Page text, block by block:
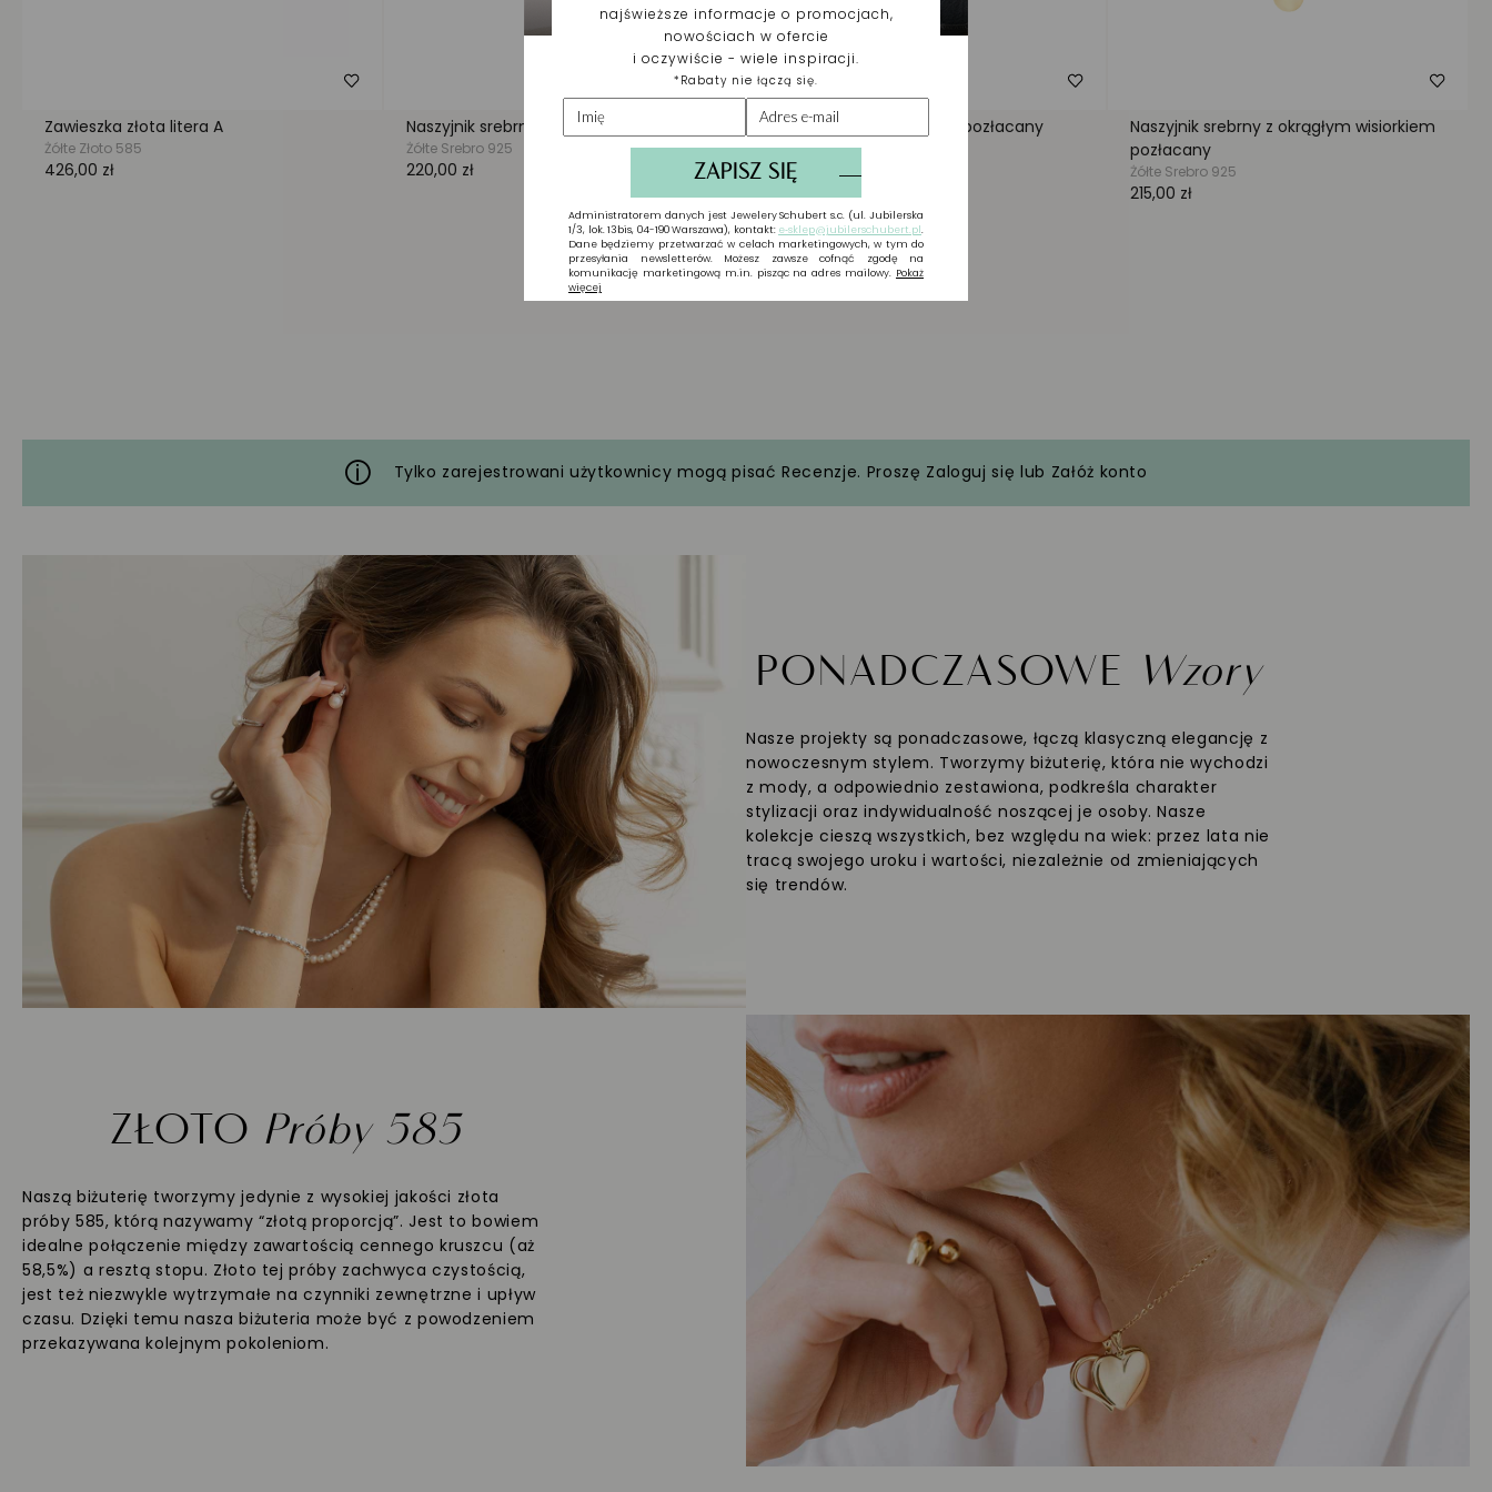
Tylko zarejestrowani użytkownicy mogą pisać Recenzje. Proszę Zaloguj się lub Załóż konto
PONADCZASOWE Wzory
Nasze projekty są ponadczasowe, łączą klasyczną elegancję z
nowoczesnym stylem. Tworzymy biżuterię, która nie wychodzi
z mody, a odpowiednio zestawiona, podkreśla charakter
stylizacji oraz indywidualność noszącej je osoby. Nasze
kolekcje cieszą wszystkich, bez względu na wiek: przez lata nie
tracą swojego uroku i wartości, niezależnie od zmieniających
się trendów.
ZŁOTO Próby 585
Naszą biżuterię tworzymy jedynie z wysokiej jakości złota
próby 585, którą nazywamy “złotą proporcją”. Jest to bowiem
idealne połączenie między zawartością cennego kruszcu (aż
58,5%) a resztą stopu. Złoto tej próby zachwyca czystością,
jest też niezwykle wytrzymałe na czynniki zewnętrzne i upływ
czasu. Dzięki temu nasza biżuteria może być z powodzeniem
przekazywana kolejnym pokoleniom.